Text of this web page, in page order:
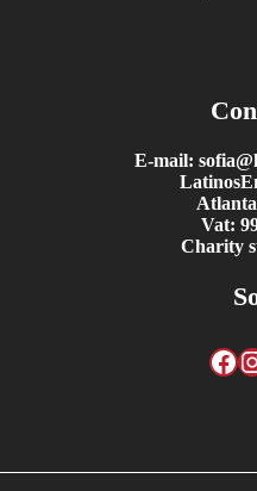
E-mail:
Vat:
Charity